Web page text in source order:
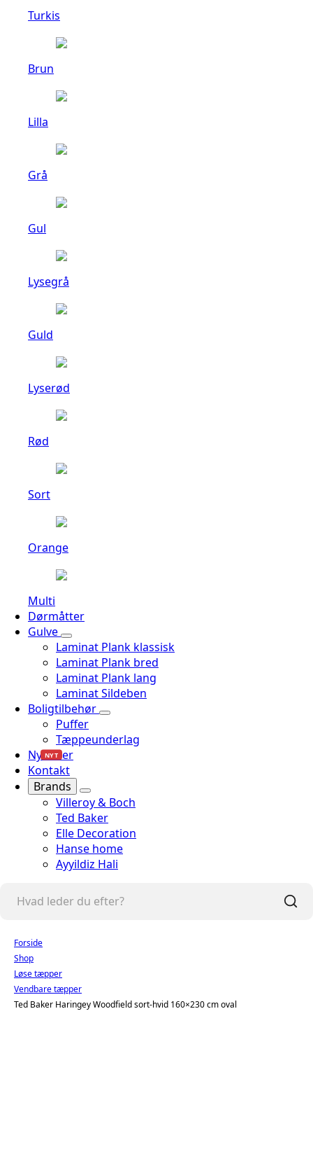
Turkis
Brun
Lilla
Grå
Gul
Lysegrå
Guld
Lyserød
Rød
Sort
Orange
Multi
Dørmåtter
Gulve
Laminat Plank klassisk
Laminat Plank bred
Laminat Plank lang
Laminat Sildeben
Boligtilbehør
Puffer
Tæppeunderlag
Nyheder
NYT
Kontakt
Brands
Villeroy & Boch
Ted Baker
Elle Decoration
Hanse home
Ayyildiz Hali
Forside
Shop
Løse tæpper
Vendbare tæpper
Ted Baker Haringey Woodfield sort-hvid 160×230 cm oval